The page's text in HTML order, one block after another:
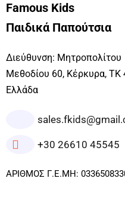
Famous Kids
Παιδικά Παπούτσια
Διεύθυνση: Μητροπολίτου
Μεθοδίου 60, Κέρκυρα, ΤΚ
Ελλάδα
+30 26610 45545
ΑΡΙΘΜΟΣ Γ.Ε.ΜΗ: